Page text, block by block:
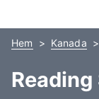
Hem Kanada